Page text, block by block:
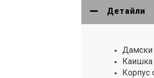
Детайли
Дамски
Каишка
Корпус